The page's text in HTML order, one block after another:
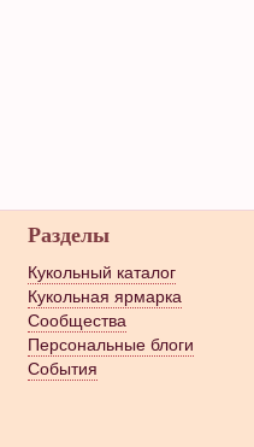
Разделы
Кукольный каталог
Кукольная ярмарка
Сообщества
Персональные блоги
События